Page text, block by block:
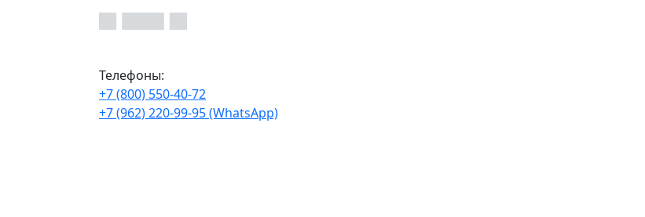
Телефоны:
+7 (800) 550-40-72
+7 (962) 220-99-95 (WhatsApp)